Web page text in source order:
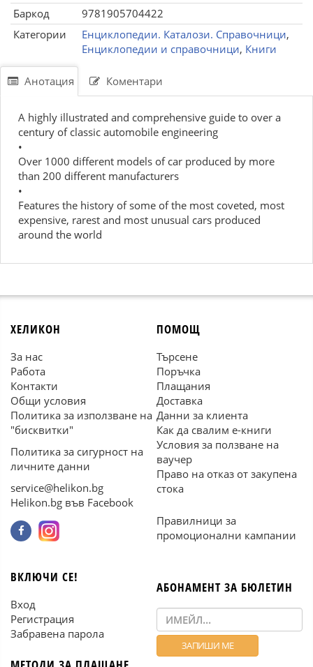
Баркод
9781905704422
Категории
Енциклопедии. Каталози. Справочници,
Енциклопедии и справочници, Книги
Анотация Коментари
A highly illustrated and comprehensive guide to over a
century of classic automobile engineering
•
Over 1000 different models of car produced by more
than 200 different manufacturers
•
Features the history of some of the most coveted, most
expensive, rarest and most unusual cars produced
around the world
ХЕЛИКОН
За нас
Работа
Контакти
Общи условия
Политика за използване на
"бисквитки"
Политика за сигурност на
личните данни
service@helikon.bg
Helikon.bg във Facebook
ПОМОЩ
Търсене
Поръчка
Плащания
Доставка
Данни за клиента
Как да свалим е-книги
Условия за ползване на
ваучер
Право на отказ от закупена
стока
Правилници за
промоционални кампании
ВКЛЮЧИ СЕ!
Вход
Регистрация
Забравена парола
АБОНАМЕНТ ЗА БЮЛЕТИН